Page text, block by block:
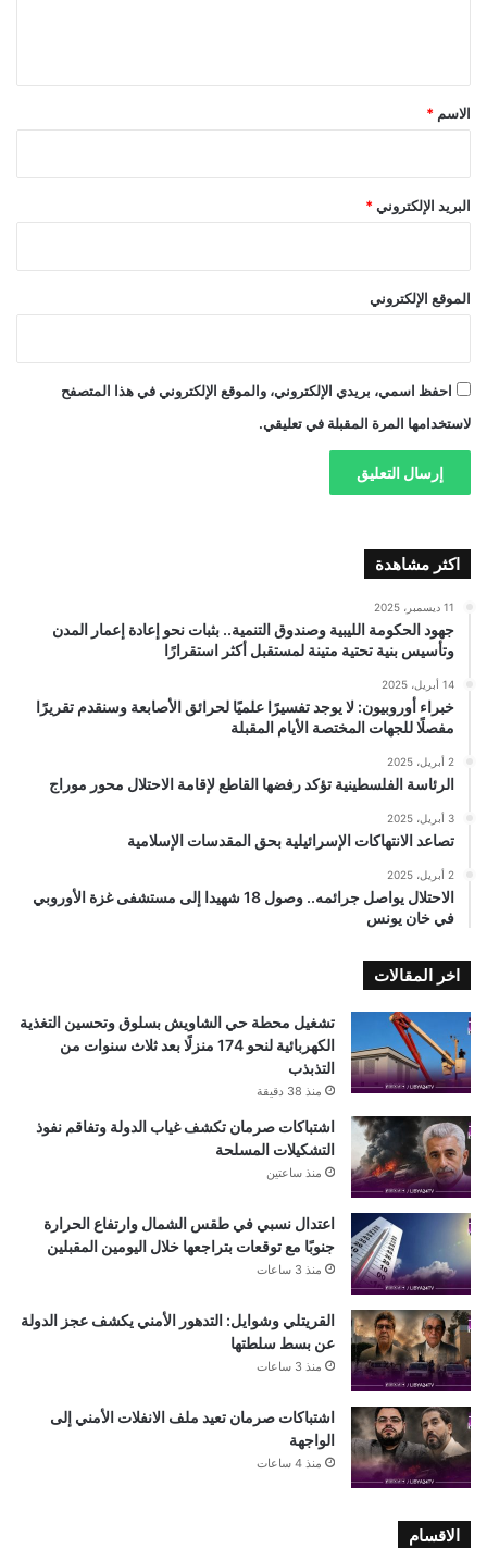
*
الاسم *
البريد الإلكتروني *
الموقع الإلكتروني
احفظ اسمي، بريدي الإلكتروني، والموقع الإلكتروني في هذا المتصفح
لاستخدامها المرة المقبلة في تعليقي.
اكثر مشاهدة
11 ديسمبر، 2025
جهود الحكومة الليبية وصندوق التنمية.. بثبات نحو إعادة إعمار المدن
وتأسيس بنية تحتية متينة لمستقبل أكثر استقرارًا
14 أبريل، 2025
خبراء أوروبيون: لا يوجد تفسيرًا علميًا لحرائق الأصابعة وسنقدم تقريرًا
مفصلًا للجهات المختصة الأيام المقبلة
2 أبريل، 2025
الرئاسة الفلسطينية تؤكد رفضها القاطع لإقامة الاحتلال محور موراج
3 أبريل، 2025
تصاعد الانتهاكات الإسرائيلية بحق المقدسات الإسلامية
2 أبريل، 2025
الاحتلال يواصل جرائمه.. وصول 18 شهيدا إلى مستشفى غزة الأوروبي
في خان يونس
اخر المقالات
تشغيل محطة حي الشاويش بسلوق وتحسين التغذية
الكهربائية لنحو 174 منزلًا بعد ثلاث سنوات من
التذبذب
منذ 38 دقيقة
اشتباكات صرمان تكشف غياب الدولة وتفاقم نفوذ
التشكيلات المسلحة
منذ ساعتين
اعتدال نسبي في طقس الشمال وارتفاع الحرارة
جنوبًا مع توقعات بتراجعها خلال اليومين المقبلين
منذ 3 ساعات
القريتلي وشوايل: التدهور الأمني يكشف عجز الدولة
عن بسط سلطتها
منذ 3 ساعات
اشتباكات صرمان تعيد ملف الانفلات الأمني إلى
الواجهة
منذ 4 ساعات
الاقسام